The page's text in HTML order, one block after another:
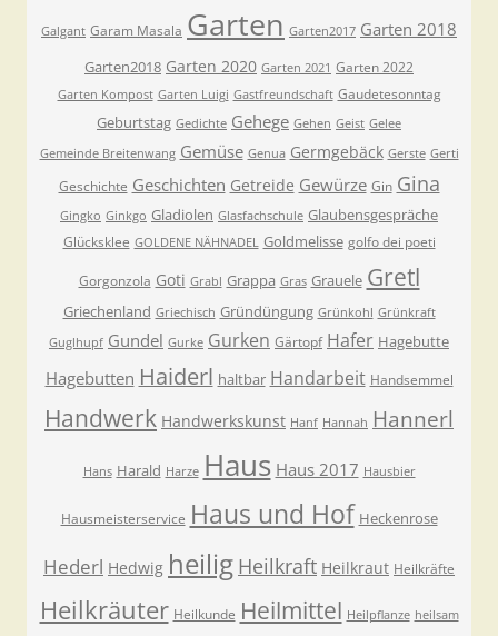
Galgant Garam Masala Garten Garten2017 Garten 2018
Garten2018 Garten 2020 Garten 2021 Garten 2022
Garten Kompost Garten Luigi Gastfreundschaft Gaudetesonntag
Geburtstag Gedichte Gehege Gehen Geist Gelee
Gemeinde Breitenwang Gemüse Genua Germgebäck Gerste Gerti
Geschichte Geschichten Getreide Gewürze Gin Gina
Gingko Ginkgo Gladiolen Glasfachschule Glaubensgespräche
Glücksklee GOLDENE NÄHNADEL Goldmelisse golfo dei poeti
Gorgonzola Goti Grabl Grappa Gras Grauele Gretl
Griechenland Griechisch Gründüngung Grünkohl Grünkraft
Guglhupf Gundel Gurke Gurken Gärtopf Hafer Hagebutte
Hagebutten Haiderl haltbar Handarbeit Handsemmel
Handwerk Handwerkskunst Hanf Hannah Hannerl
Hans Harald Harze Haus Haus 2017 Hausbier
Hausmeisterservice Haus und Hof Heckenrose
Hederl Hedwig heilig Heilkraft Heilkraut Heilkräfte
Heilkräuter Heilkunde Heilmittel Heilpflanze heilsam